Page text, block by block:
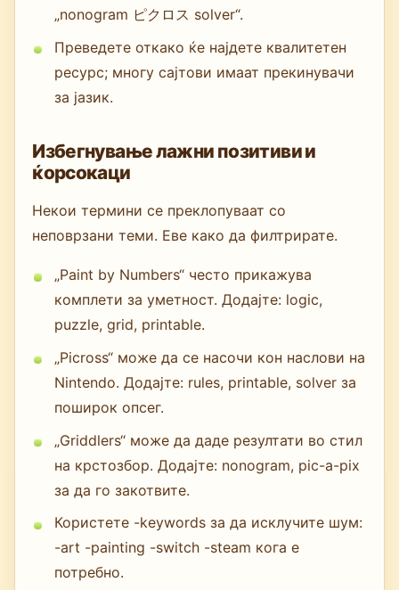
„nonogram ピクロス solver“.
Преведете откако ќе најдете квалитетен
ресурс; многу сајтови имаат прекинувачи
за јазик.
Избегнување лажни позитиви и
ќорсокаци
Некои термини се преклопуваат со
неповрзани теми. Еве како да филтрирате.
„Paint by Numbers“ често прикажува
комплети за уметност. Додајте: logic,
puzzle, grid, printable.
„Picross“ може да се насочи кон наслови на
Nintendo. Додајте: rules, printable, solver за
поширок опсег.
„Griddlers“ може да даде резултати во стил
на крстозбор. Додајте: nonogram, pic-a-pix
за да го закотвите.
Користете -keywords за да исклучите шум:
-art -painting -switch -steam кога е
потребно.